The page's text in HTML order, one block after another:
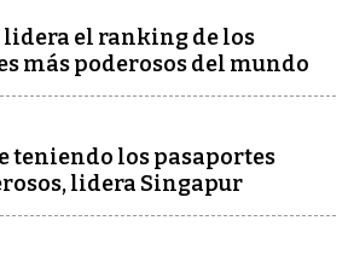
el ranking de los
más poderosos del mundo
teniendo los pasaportes
lidera Singapur